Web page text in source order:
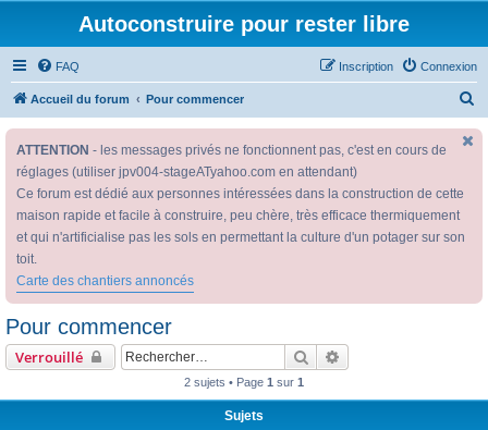
Autoconstruire pour rester libre
FAQ Connexion
Inscription
Accueil du forum Pour commencer
e
ATTENTION - les messages privés ne fonctionnent pas, c'est en cours de
réglages (utiliser jpv004-stageATyahoo.com en attendant)
Ce forum est dédié aux personnes intéressées dans la construction de cette
maison rapide et facile à construire, peu chère, très efficace thermiquement
et qui n'artificialise pas les sols en permettant la culture d'un potager sur son
toit.
Carte des chantiers annoncés
Pour commencer
Verrouillé Rechercher
2 sujets • Page 1 sur 1
Sujets